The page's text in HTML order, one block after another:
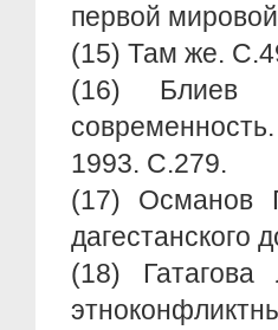
первой
(15) Там же.
(16) Блиев
1993. С.279.
(17) Османов
дагестанского
(18)